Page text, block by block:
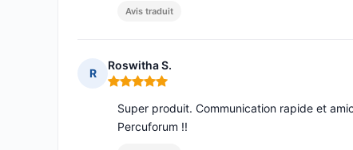
Avis traduit
R
Roswitha S.
Note : 5 sur 5
Super produit. Communication rapide et
Percuforum !!